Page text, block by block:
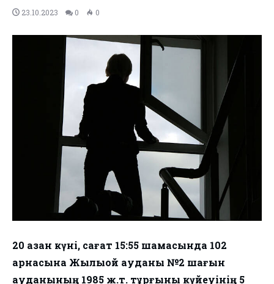
23.10.2023 0 0
20 қазан күні, сағат 15:55 шамасында 102
арнасына Жылыой ауданы №2 шағын
ауданының 1985 ж.т. тұрғыны күйеуінің 5